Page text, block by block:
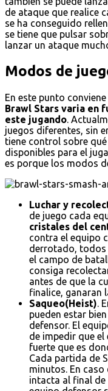
de ataque que realice
se ha conseguido
se tiene que pulsar
lanzar un ataque
Modos de
En este punto
Brawl Stars varia en
este jugando.
juegos diferentes, sin
tiene control sobre
disponibles para el
es porque los modos
Luchar y
de juego cada
cristales del
contra el equipo
derrotado, todos
el campo de
consiga
antes de que la
finalice, ganaran
Saqueo(Heist).
pueden estar
defensor. El
de impedir que
fuerte que es
Cada partida de
minutos. En caso
intacta al final de